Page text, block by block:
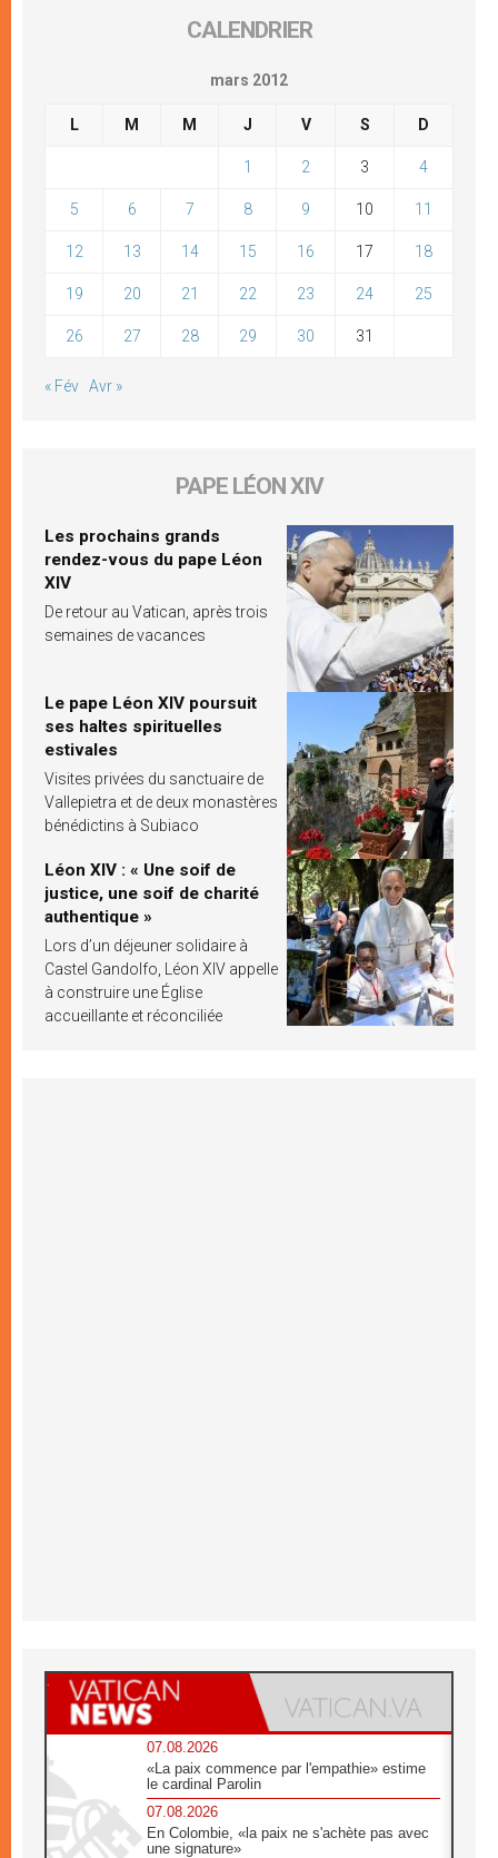
CALENDRIER
mars 2012
L M M J V S D
1 2 3 4
5 6 7 8 9 10 11
12 13 14 15 16 17 18
19 20 21 22 23 24 25
26 27 28 29 30 31
« Fév Avr »
PAPE LÉON XIV
Les prochains grands
rendez-vous du pape Léon
XIV
De retour au Vatican, après trois
semaines de vacances
Le pape Léon XIV poursuit
ses haltes spirituelles
estivales
Visites privées du sanctuaire de
Vallepietra et de deux monastères
bénédictins à Subiaco
Léon XIV : « Une soif de
justice, une soif de charité
authentique »
Lors d’un déjeuner solidaire à
Castel Gandolfo, Léon XIV appelle
à construire une Église
accueillante et réconciliée
07.08.2026
«La paix commence par l'empathie» estime
le cardinal Parolin
07.08.2026
En Colombie, «la paix ne s'achète pas avec
une signature»